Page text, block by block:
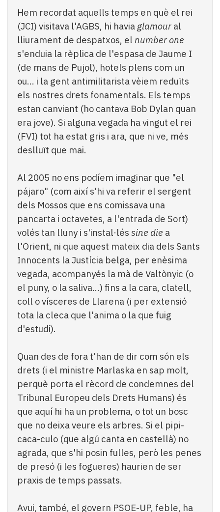
Hem recordat aquells temps en què el rei
(JCI) visitava l'AGBS, hi havia glamoural
lliurament de despatxos, el number one
s'enduia la rèplica de l'espasa de Jaume I
(de mans de Pujol), hotels plens com un
ou... i la gent antimilitarista vèiem reduïts
els nostres drets fonamentals. Els temps
estan canviant (ho cantava Bob Dylan quan
era jove). Si alguna vegada ha vingut el rei
(FVI) tot ha estat gris i ara, que ni ve, més
deslluït que mai.
Al 2005 no ens podíem imaginar que "el
pájaro" (com així s'hi va referir el sergent
dels Mossos que ens comissava una
pancarta i octavetes, a l'entrada de Sort)
volés tan lluny i s'instal·lés sine die a
l'Orient, ni que aquest mateix dia dels Sants
Innocents la Justícia belga, per enèsima
vegada, acompanyés la mà de Valtònyic (o
el puny, o la saliva...) fins a la cara, clatell,
coll o vísceres de Llarena (i per extensió
tota la cleca que l'anima o la que fuig
d'estudi).
Quan des de fora t'han de dir com són els
drets (i el ministre Marlaska en sap molt,
perquè porta el rècord de condemnes del
Tribunal Europeu dels Drets Humans) és
que aquí hi ha un problema, o tot un bosc
que no deixa veure els arbres. Si el pipi-
caca-culo (que algú canta en castellà) no
agrada, que s'hi posin fulles, però les penes
de presó (i les fogueres) haurien de ser
praxis de temps passats.
Avui, també, el govern PSOE-UP, feble, ha